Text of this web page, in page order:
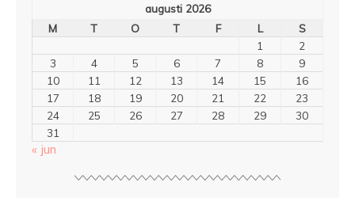
augusti 2026
M
T O T F L
S
1
2
3
4 5 6 7 8
9
10
11 12 13 14 15
16
17
18 19 20 21 22
23
24
25 26 27 28 29
30
31
« jun